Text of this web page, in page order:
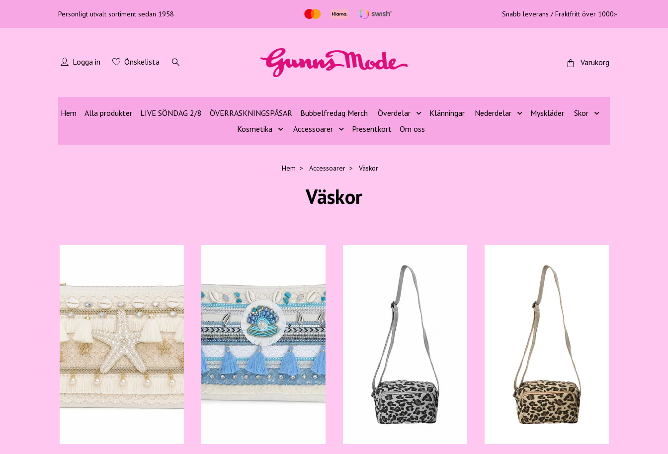
Personligt utvalt sortiment sedan 1958 Snabb leverans / Fraktfritt över 1000:-
Logga in Önskelista Varukorg
Hem Alla produkter LIVE SÖNDAG 2/8 ÖVERRASKNINGSPÅSAR Bubbelfredag Merch Överdelar Klänningar Nederdelar Myskläder
Skor
Kosmetika
Accessoarer Presentkort Om oss
Hem Accessoarer Väskor
Väskor